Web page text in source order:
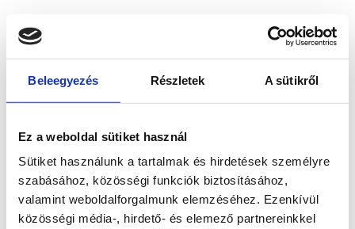
Beleegyezés Részletek A sütikről
Ez a weboldal sütiket használ
Sütiket használunk a tartalmak és hirdetések személyre
szabásához, közösségi funkciók biztosításához,
valamint weboldalforgalmunk elemzéséhez. Ezenkívül
közösségi média-, hirdető- és elemező partnereinkkel